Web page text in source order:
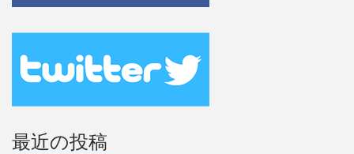
ゲ
ー
シ
最近の投稿